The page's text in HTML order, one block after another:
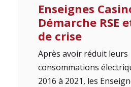
Enseignes
Démarche RSE
de crise
Après avoir réduit leurs
consommations
2016 à 2021, les